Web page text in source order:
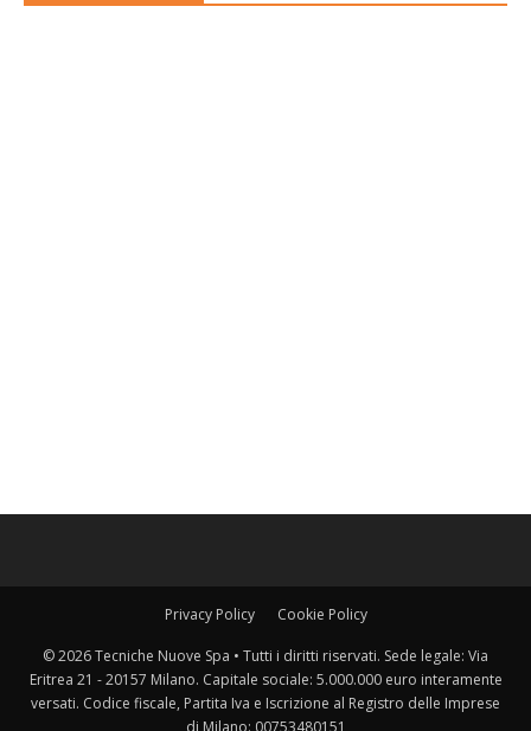
Privacy Policy Cookie Policy
© 2026 Tecniche Nuove Spa • Tutti i diritti riservati. Sede legale: Via
Eritrea 21 - 20157 Milano. Capitale sociale: 5.000.000 euro interamente
versati. Codice fiscale, Partita Iva e Iscrizione al Registro delle Imprese
di Milano: 00753480151